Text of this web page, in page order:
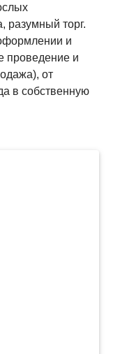
разумный торг.
и
проведение и
от
в собственную